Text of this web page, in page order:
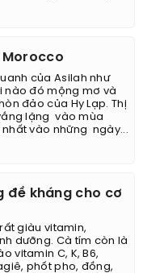
Morocco
của Asilah như
nào đó mộng mơ và
đảo của Hy Lạp. Thị
lặng vào mùa
vào những ngày...
đề kháng cho cơ
giàu vitamin,
dưỡng. Cà tím còn là
vitamin C, K, B6,
phốt pho, đồng,